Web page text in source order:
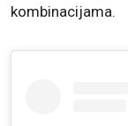
kombinacijama.